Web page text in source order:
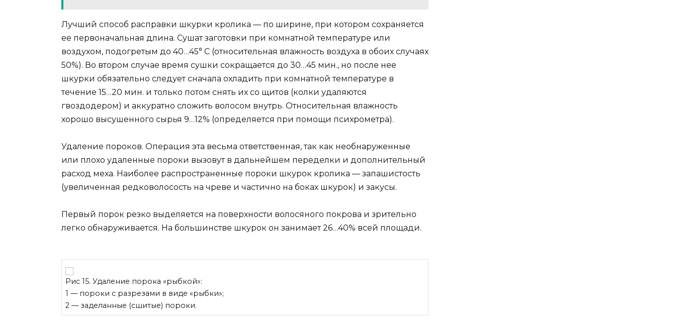
Лучший способ расправки шкурки кролика — по ширине, при котором сохраняется
ее первоначальная длина. Сушат заготовки при комнатной температуре или
воздухом, подогретым до 40…45° С (относительная влажность воздуха в обоих случаях
50%). Во втором случае время сушки сокращается до 30…45 мин., но после нее
шкурки обязательно следует сначала охладить при комнатной температуре в
течение 15…20 мин. и только потом снять их со щитов (колки удаляются
гвоздодером) и аккуратно сложить волосом внутрь. Относительная влажность
хорошо высушенного сырья 9…12% (определяется при помощи психрометра).
Удаление пороков. Операция эта весьма ответственная, так как необнаруженные
или плохо удаленные пороки вызовут в дальнейшем переделки и дополнительный
расход меха. Наиболее распространенные пороки шкурок кролика — запашистость
(увеличенная редковолосость на чреве и частично на боках шкурок) и закусы.
Первый порок резко выделяется на поверхности волосяного покрова и зрительно
легко обнаруживается. На большинстве шкурок он занимает 26…40% всей площади.
Рис 15. Удаление порока «рыбкой»:
1 — пороки с разрезами в виде «рыбки»;
2 — заделанные (сшитые) пороки.